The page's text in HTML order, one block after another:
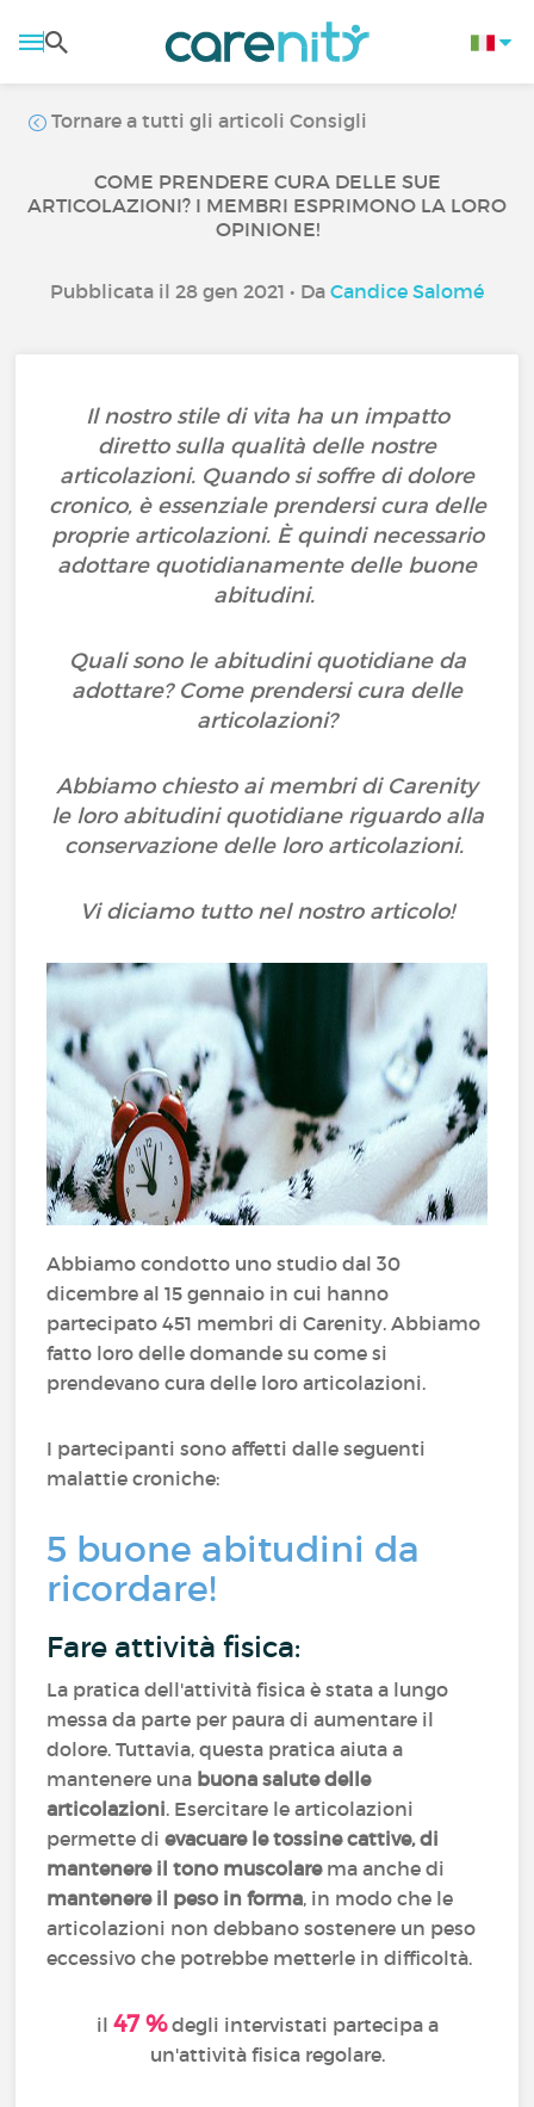
Tornare a tutti gli articoli Consigli
COME PRENDERE CURA DELLE SUE
ARTICOLAZIONI? I MEMBRI ESPRIMONO LA LORO
OPINIONE!
Pubblicata il 28 gen 2021 • Da Candice Salomé
Il nostro stile di vita ha un impatto
diretto sulla qualità delle nostre
articolazioni. Quando si soffre di dolore
cronico, è essenziale prendersi cura delle
proprie articolazioni. È quindi necessario
adottare quotidianamente delle buone
abitudini.
Quali sono le abitudini quotidiane da
adottare? Come prendersi cura delle
articolazioni?
Abbiamo chiesto ai membri di Carenity
le loro abitudini quotidiane riguardo alla
conservazione delle loro articolazioni.
Vi diciamo tutto nel nostro articolo!
Abbiamo condotto uno studio dal 30
dicembre al 15 gennaio in cui hanno
partecipato 451 membri di Carenity. Abbiamo
fatto loro delle domande su come si
prendevano cura delle loro articolazioni.
I partecipanti sono affetti dalle seguenti
malattie croniche:
5 buone abitudini da
ricordare!
Fare attività fisica:
La pratica dell'attività fisica è stata a lungo
messa da parte per paura di aumentare il
dolore. Tuttavia, questa pratica aiuta a
mantenere una buona salute delle
articolazioni. Esercitare le articolazioni
permette di evacuare le tossine cattive, di
mantenere il tono muscolarema anche di
mantenere il peso in forma, in modo che le
articolazioni non debbano sostenere un peso
eccessivo che potrebbe metterle in difficoltà.
il 47 %degli intervistati partecipa a
un'attività fisica regolare.